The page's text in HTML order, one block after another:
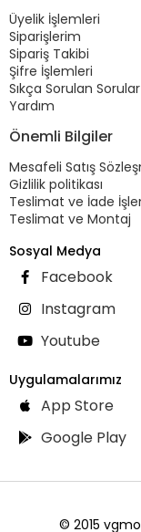
Üyelik İşlemleri
Siparişlerim
Sipariş Takibi
Şifre İşlemleri
Sıkça Sorulan Sorular
Yardım
Önemli Bilgiler
Mesafeli Satış
Gizlilik politikası
Teslimat ve İade
Teslimat ve Montaj
Sosyal Medya
Facebook
Instagram
Youtube
Uygulamalarımız
App Store
Google Play
© 2015